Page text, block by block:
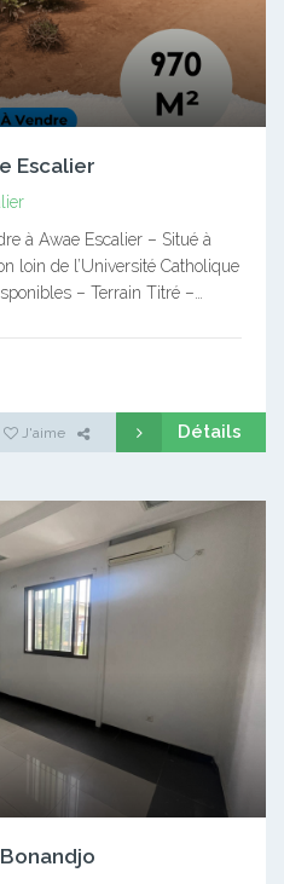
Escalier
à Awae Escalier – Situé à
loin de l’Université Catholique
– Terrain Titré –…
J'aime Détails